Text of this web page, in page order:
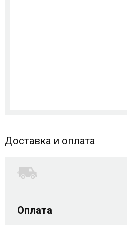
Доставка и оплата
Оплата